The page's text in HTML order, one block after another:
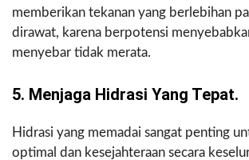
memberikan tekanan yang berlebihan
dirawat, karena berpotensi
menyebar tidak merata.
5. Menjaga Hidrasi Yang Tepat.
Hidrasi yang memadai sangat penting
optimal dan kesejahteraan secara